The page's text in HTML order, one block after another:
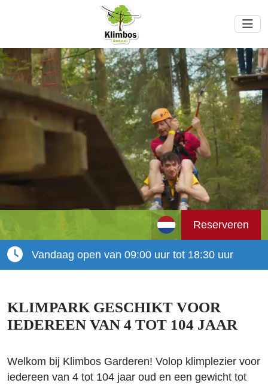
Reserveren
Vandaag open van 09:00 uur tot 18:30 uur
KLIMPARK GESCHIKT VOOR
IEDEREEN VAN 4 TOT 104 JAAR
Welkom bij Klimbos Garderen! Volop klimplezier voor
iedereen van 4 tot 104 jaar oud en een gewicht tot